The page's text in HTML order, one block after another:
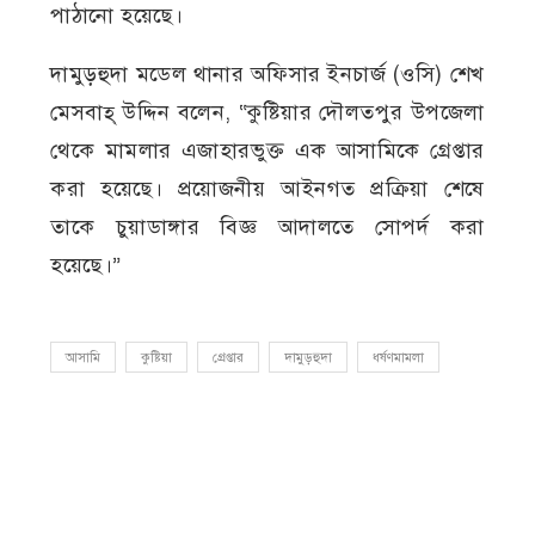
পাঠানো হয়েছে।
দামুড়হুদা মডেল থানার অফিসার ইনচার্জ (ওসি) শেখ
মেসবাহ্ উদ্দিন বলেন, “কুষ্টিয়ার দৌলতপুর উপজেলা
থেকে মামলার এজাহারভুক্ত এক আসামিকে গ্রেপ্তার
করা হয়েছে। প্রয়োজনীয় আইনগত প্রক্রিয়া শেষে
তাকে চুয়াডাঙ্গার বিজ্ঞ আদালতে সোপর্দ করা
হয়েছে।”
আসামি কুষ্টিয়া গ্রেপ্তার দামুড়হুদা ধর্ষণমামলা